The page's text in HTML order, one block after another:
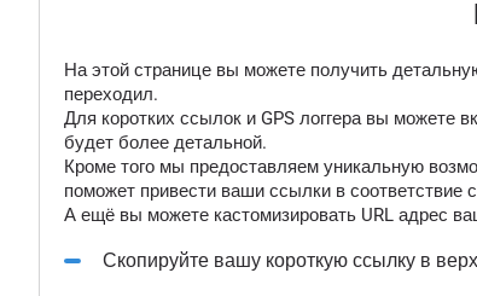
На этой странице вы можете получить
переходил.
Для коротких ссылок и GPS логгера вы можете
будет более детальной.
Кроме того мы предоставляем уникальную
поможет привести ваши ссылки в соответствие
А ещё вы можете кастомизировать URL адрес
Скопируйте вашу короткую ссылку в